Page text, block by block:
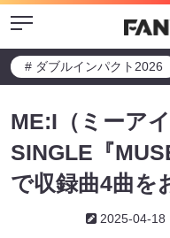
Menu
# ダブルインパクト2026
ME:I（ミーア
SINGLE『
で収録曲4曲を
2025-04-18